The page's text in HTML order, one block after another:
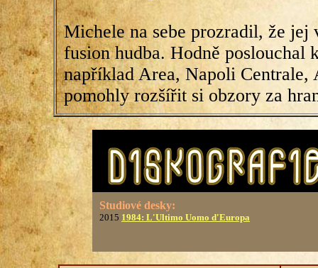
Michele na sebe prozradil, že jej
fusion hudba. Hodně poslouchal
například Area, Napoli
pomohly rozšířit si obzory za
Studiové desky:
2015 1984: L'Ultimo Uomo d'Europa